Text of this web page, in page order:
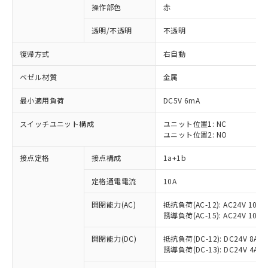
操作部色 赤
透明/不透明 不透明
復帰方式 右自動
ベゼル材質 金属
最小適用負荷 DC5V 6mA
スイッチユニット構成
ユニット位置1: NC
ユニット位置2: NO
接点定格 接点構成 1a+1b
定格通電電流 10A
開閉能力(AC)
抵抗負荷(AC-12): AC24V 10A/
誘導負荷(AC-15): AC24V
開閉能力(DC)
抵抗負荷(DC-12): DC24V 8A/
誘導負荷(DC-13): DC24V 4A/
※1 対応状況
対応済み：EU RoHS指令（10物質）の